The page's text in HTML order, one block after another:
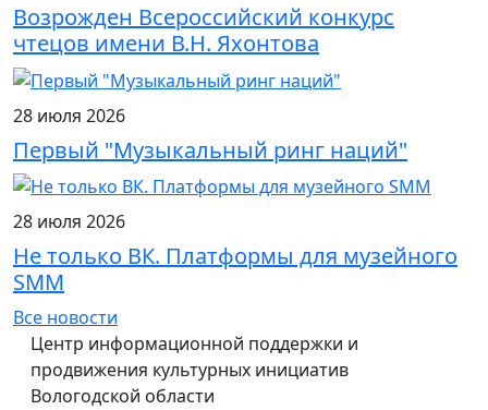
Возрожден Всероссийский конкурс
чтецов имени В.Н. Яхонтова
28 июля 2026
Первый "Музыкальный ринг наций"
28 июля 2026
Не только ВК. Платформы для музейного
SMM
Все новости
Центр информационной поддержки и
продвижения культурных инициатив
Вологодской области